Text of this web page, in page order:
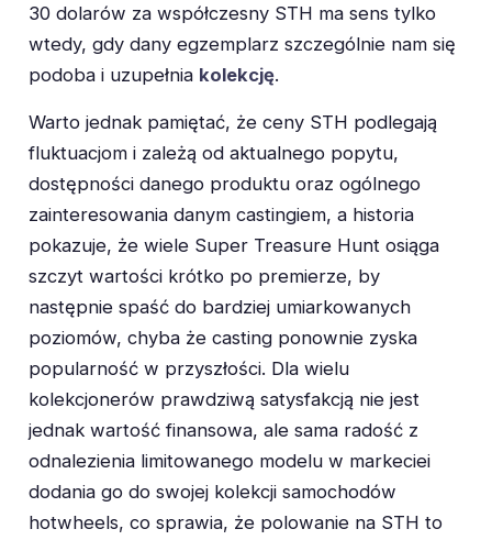
30 dolarów za współczesny STH ma sens tylko
wtedy, gdy dany egzemplarz szczególnie nam się
podoba i uzupełnia kolekcję.
Warto jednak pamiętać, że ceny STH podlegają
fluktuacjom i zależą od aktualnego popytu,
dostępności danego produktu oraz ogólnego
zainteresowania danym castingiem, a historia
pokazuje, że wiele Super Treasure Hunt osiąga
szczyt wartości krótko po premierze, by
następnie spaść do bardziej umiarkowanych
poziomów, chyba że casting ponownie zyska
popularność w przyszłości. Dla wielu
kolekcjonerów prawdziwą satysfakcją nie jest
jednak wartość finansowa, ale sama radość z
odnalezienia limitowanego modelu w markeciei
dodania go do swojej kolekcji samochodów
hotwheels, co sprawia, że polowanie na STH to